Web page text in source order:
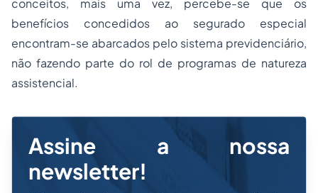
conceitos, mais uma vez, percebe-se que os
benefícios concedidos ao segurado especial
encontram-se abarcados pelo sistema previdenciário,
não fazendo parte do rol de programas de natureza
assistencial.
Assine a nossa
newsletter!